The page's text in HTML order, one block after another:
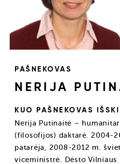
PAŠNEKOVAS
NERIJA
KUO PAŠNEKOVAS
Nerija Putinaitė –
(filosofijos) daktarė. 2004-
patarėja, 2008-2012 m.
viceministrė. Dėsto Vilniaus